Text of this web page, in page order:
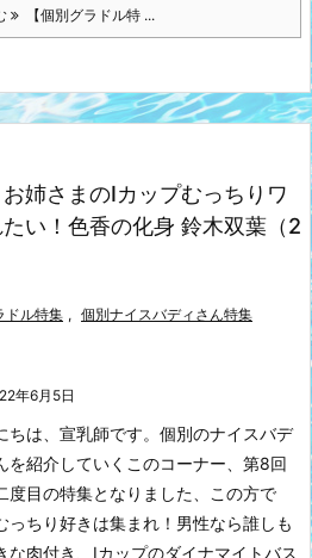
【個別グラドル特 ...
お姉さまのIカップむっちりワ
い！色香の化身 鈴木双葉（2
ドル特集 , 個別ナイスバディさん特集
年6月5日
ちは、宣乳師です。 個別のナイスバデ
を紹介していくこのコーナー、第8回
度目の特集となりました、この方で
っちり好きは集まれ！男性なら誰しも
な肉付き、Iカップのダイナマイトバス